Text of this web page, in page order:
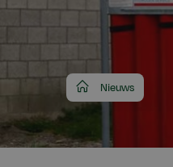
Aeres
Tech
Nieuws